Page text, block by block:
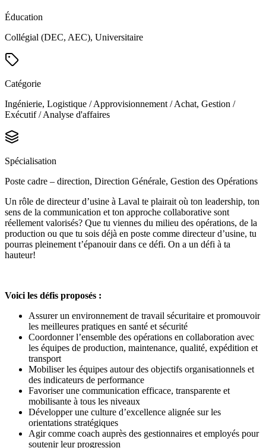
Éducation
Collégial (DEC, AEC), Universitaire
Catégorie
Ingénierie, Logistique / Approvisionnement / Achat, Gestion /
Exécutif / Analyse d'affaires
Spécialisation
Poste cadre – direction, Direction Générale, Gestion des Opérations
Un rôle de directeur d’usine à Laval te plairait où ton leadership, ton
sens de la communication et ton approche collaborative sont
réellement valorisés? Que tu viennes du milieu des opérations, de la
production ou que tu sois déjà en poste comme directeur d’usine, tu
pourras pleinement t’épanouir dans ce défi. On a un défi à ta
hauteur!
Voici les défis proposés :
Assurer un environnement de travail sécuritaire et promouvoir
les meilleures pratiques en santé et sécurité
Coordonner l’ensemble des opérations en collaboration avec
les équipes de production, maintenance, qualité, expédition et
transport
Mobiliser les équipes autour des objectifs organisationnels et
des indicateurs de performance
Favoriser une communication efficace, transparente et
mobilisante à tous les niveaux
Développer une culture d’excellence alignée sur les
orientations stratégiques
Agir comme coach auprès des gestionnaires et employés pour
soutenir leur progression